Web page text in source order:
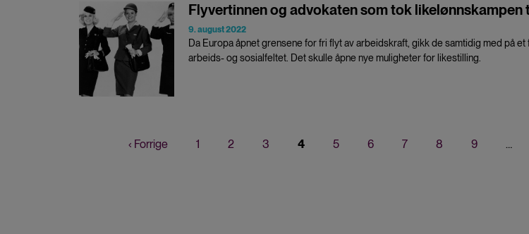
Flyvertinnen og advokaten som tok likelønnskampen
9. august 2022
Da Europa åpnet grensene for fri flyt av arbeidskraft, gikk de samtidig med på
arbeids- og sosialfeltet. Det skulle åpne nye muligheter for likestilling.
Forrige
‹ Forrige Page
1 Page
2 Page
3
Nåværende
4 Page
5 Page
6 Page
7 Page
8 Page
9 …